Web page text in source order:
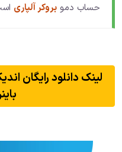
حساب دمو بروکر آلپاری
لینک دانلود رایگان